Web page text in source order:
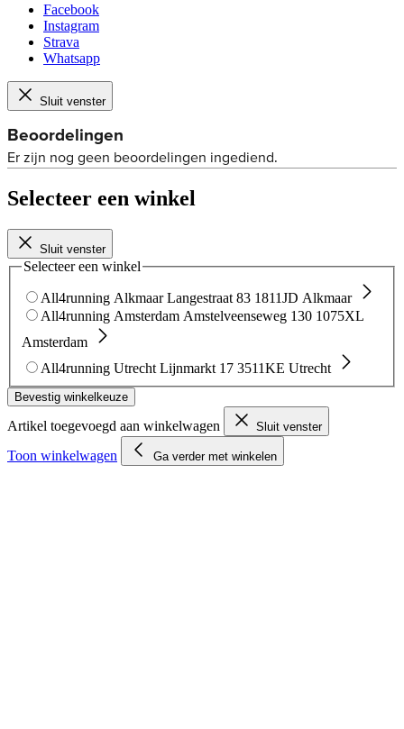
Facebook
Instagram
Strava
Whatsapp
Sluit venster
Selecteer een winkel
Sluit venster
Selecteer een winkel
All4running Alkmaar Langestraat 83 1811JD Alkmaar
All4running Amsterdam Amstelveenseweg 130 1075XL
Amsterdam
All4running Utrecht Lijnmarkt 17 3511KE Utrecht
Bevestig winkelkeuze
Artikel toegevoegd aan winkelwagen Sluit venster
Toon winkelwagen Ga verder met winkelen